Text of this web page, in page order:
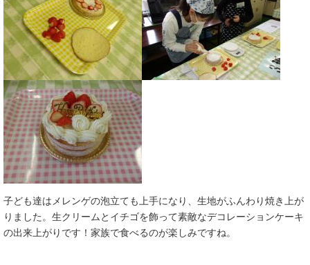
子ども達はメレンゲの泡立ても上手になり、生地がふんわり焼き上が
りました。生クリームとイチゴを飾って素敵なデコレーションケーキ
の出来上がりです！家族で食べるのが楽しみですね。